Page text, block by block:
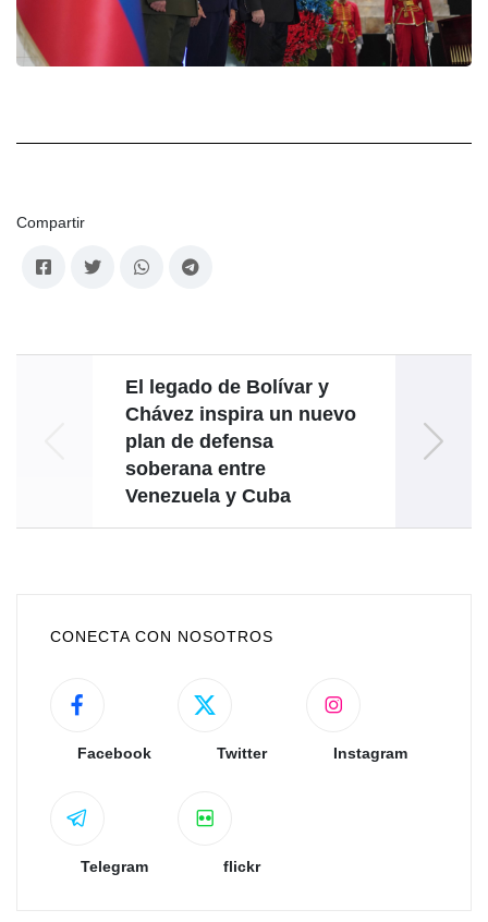
Compartir
El legado de Bolívar y
Chávez inspira un nuevo
plan de defensa
soberana entre
Venezuela y Cuba
CONECTA CON NOSOTROS
Facebook Twitter Instagram
Telegram flickr